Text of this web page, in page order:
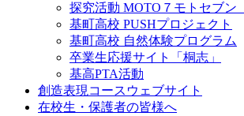
探究活動 MOTO７モトセブン
基町高校 PUSHプロジェクト
基町高校 自然体験プログラム
卒業生応援サイト「桐志」
基高PTA活動
創造表現コースウェブサイト
在校生・保護者の皆様へ